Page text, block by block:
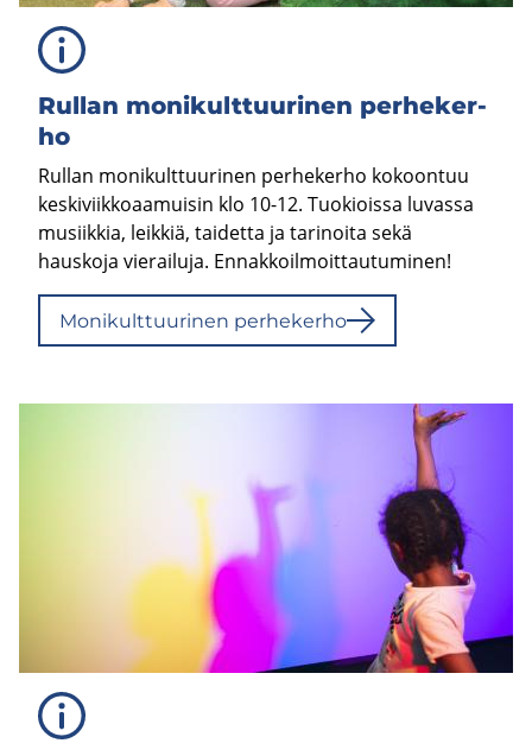
Rul­lan mo­ni­kult­tuu­ri­nen per­he­ker­
ho
Rullan monikulttuurinen perhekerho kokoontuu
keskiviikkoaamuisin klo 10-12. Tuokioissa luvassa
musiikkia, leikkiä, taidetta ja tarinoita sekä
hauskoja vierailuja. Ennakkoilmoittautuminen!
Mo­ni­kult­tuu­ri­nen per­he­ker­ho